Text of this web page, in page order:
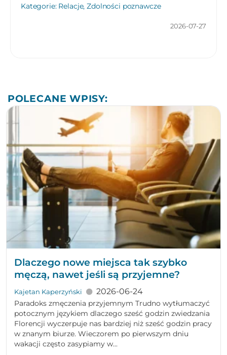
Kategorie: Relacje,Zdolności poznawcze
2026-07-27
POLECANE WPISY:
Dlaczego nowe miejsca tak szybko
męczą, nawet jeśli są przyjemne?
Kajetan Kaperzyński 2026-06-24
Paradoks zmęczenia przyjemnym Trudno wytłumaczyć
potocznym językiem dlaczego sześć godzin zwiedzania
Florencji wyczerpuje nas bardziej niż sześć godzin pracy
w znanym biurze. Wieczorem po pierwszym dniu
wakacji często zasypiamy w...